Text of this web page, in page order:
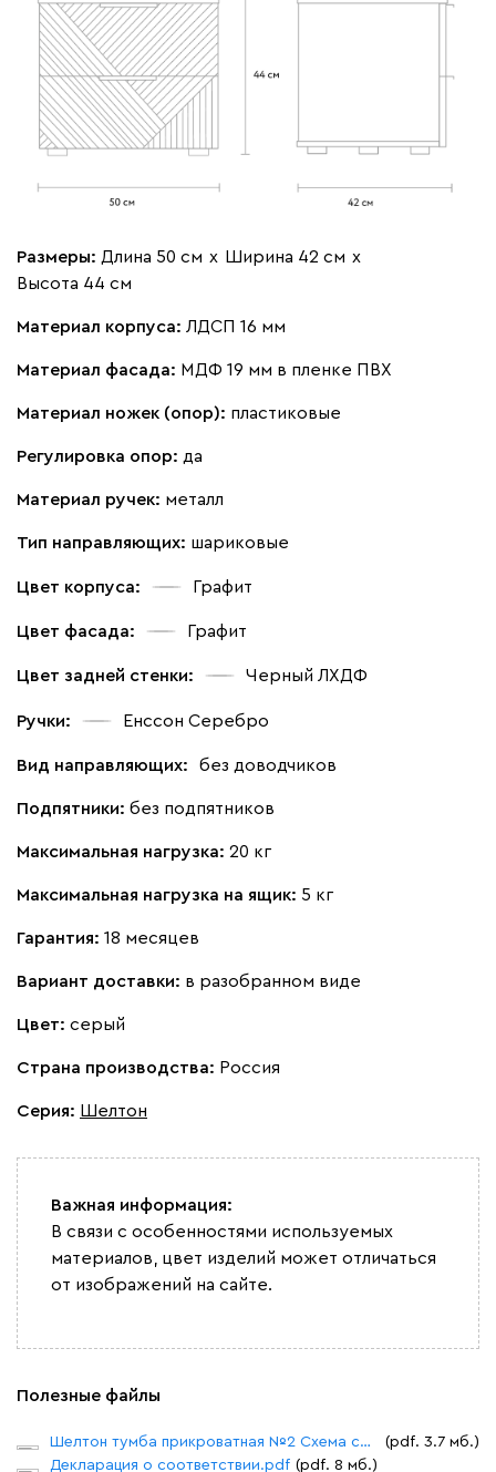
Размеры: Длина 50 см х Ширина 42 см х
Высота 44 см
Материал корпуса: ЛДСП 16 мм
Материал фасада: МДФ 19 мм в пленке ПВХ
Материал ножек (опор): пластиковые
Регулировка опор: да
Материал ручек: металл
Тип направляющих: шариковые
Цвет корпуса: Графит
Цвет фасада: Графит
Цвет задней стенки: Черный ЛХДФ
Ручки: Енссон Серебро
Вид направляющих: без доводчиков
Подпятники: без подпятников
Максимальная нагрузка: 20 кг
Максимальная нагрузка на ящик: 5 кг
Гарантия: 18 месяцев
Вариант доставки: в разобранном виде
Цвет: серый
Страна производства: Россия
Серия: Шелтон
Важная информация:
В связи с особенностями используемых
материалов, цвет изделий может отличаться
от изображений на сайте.
Полезные файлы
Шелтон тумба прикроватная №2 Схема сборки.pdf
(pdf. 3.7 мб.)
Декларация о соответствии.pdf (pdf. 8 мб.)